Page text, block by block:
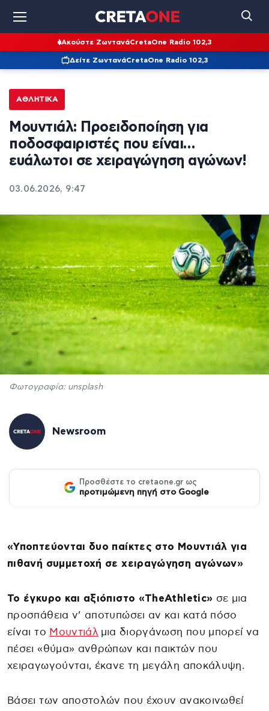
Ακούστε ΖωντανάCretaOne Radio 102,3
Δείτε ΖωντανάCretaOne Radio 102,3
ΑΘΛΗΤΙΚΆ
Μουντιάλ: Προειδοποίηση για
ποδοσφαιριστές που είναι…
ευάλωτοι σε χειραγώγηση αγώνων!
03.06.2026, 9:47
Φωτογραφία: unsplash
Newsroom
Προσθέστε το cretaone.gr ως
προτιμώμενη πηγή στο Google
«Υποπτεύονται δυο παίκτες στο Μουντιάλ για
πιθανή συμμετοχή σε χειραγώγηση αγώνων»
Το έγκυρο και αξιόπιστο «TheAthletic» σε μια
προσπάθεια ν’ αποτυπώσει αν και κατά πόσο
είναι το Μουντιάλ μια διοργάνωση που μπορεί να
πέσει «θύμα» ανθρώπων και παικτών που
χειραγωγούνται, έκανε τη μεγάλη αποκάλυψη.
Βάσει των αποστολών που έχουν ανακοινωθεί